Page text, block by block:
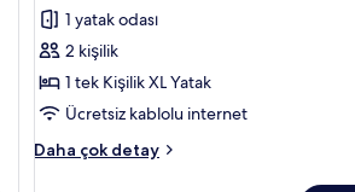
detay
İçilmez
(26th-
32th
High
Floor)
için
1 yatak odası
2 kişilik
1 tek Kişilik XL Yatak
Ücretsiz kablolu internet
Daha çok detay
Economy